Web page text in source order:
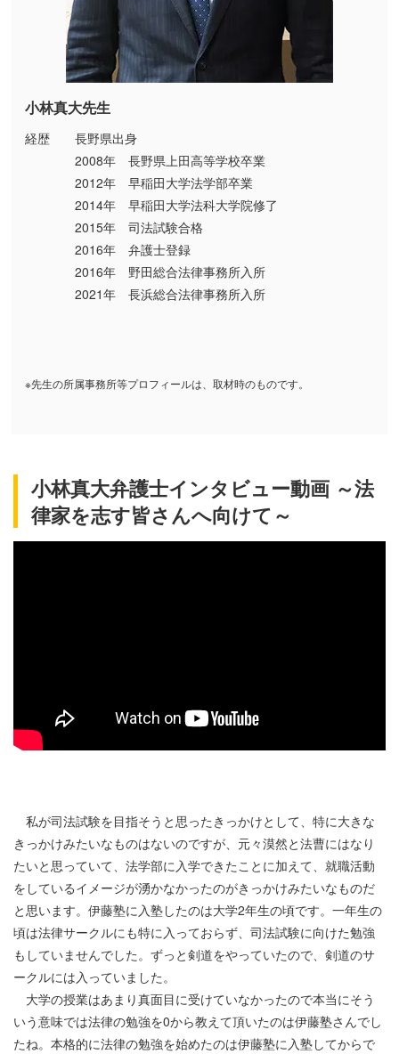
小林真大先生
経歴 長野県出身
2008年 長野県上田高等学校卒業
2012年 早稲田大学法学部卒業
2014年 早稲田大学法科大学院修了
2015年 司法試験合格
2016年 弁護士登録
2016年 野田総合法律事務所入所
2021年 長浜総合法律事務所入所
※先生の所属事務所等プロフィールは、取材時のものです。
小林真大弁護士インタビュー動画 ～法
律家を志す皆さんへ向けて～
私が司法試験を目指そうと思ったきっかけとして、特に大きな
きっかけみたいなものはないのですが、元々漠然と法曹にはなり
たいと思っていて、法学部に入学できたことに加えて、就職活動
をしているイメージが湧かなかったのがきっかけみたいなものだ
と思います。伊藤塾に入塾したのは大学2年生の頃です。一年生の
頃は法律サークルにも特に入っておらず、司法試験に向けた勉強
もしていませんでした。ずっと剣道をやっていたので、剣道のサ
ークルには入っていました。
大学の授業はあまり真面目に受けていなかったので本当にそう
いう意味では法律の勉強を0から教えて頂いたのは伊藤塾さんでし
たね。本格的に法律の勉強を始めたのは伊藤塾に入塾してからで